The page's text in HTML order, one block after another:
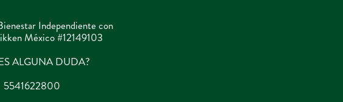
Independiente con
México #12149103
ALGUNA DUDA?
5541622800